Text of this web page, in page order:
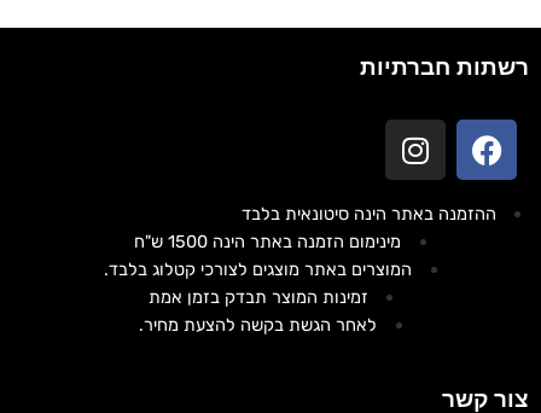
צור קשר
רשתות חברתיות
ההזמנה באתר הינה סיטונאית בלבד
מינימום הזמנה באתר הינה 1500 ש"ח
המוצרים באתר מוצגים לצורכי קטלוג בלבד.
זמינות המוצר תבדק בזמן אמת
לאחר הגשת בקשה להצעת מחיר.